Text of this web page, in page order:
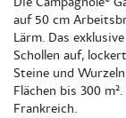
auf 50 cm
Lärm. Das
Schollen auf,
Steine und
Flächen bis 300
Frankreich.